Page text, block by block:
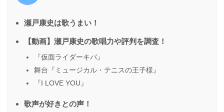
瀬戸康史は歌うまい！
【動画】瀬戸康史の歌唱力や評判を調査！
『仮面ライダーキバ』
舞台『ミュージカル・テニスの王子様』
『I LOVE YOU』
歌声が好きとの声！